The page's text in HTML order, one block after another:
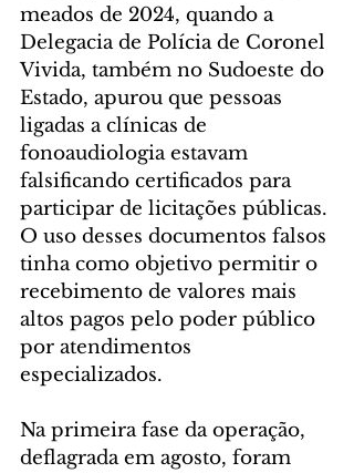
meados de 2024, quando a
Delegacia de Polícia de Coronel
Vivida, também no Sudoeste do
Estado, apurou que pessoas
ligadas a clínicas de
fonoaudiologia estavam
falsificando certificados para
participar de licitações públicas.
O uso desses documentos falsos
tinha como objetivo permitir o
recebimento de valores mais
altos pagos pelo poder público
por atendimentos
especializados.
Na primeira fase da operação,
deflagrada em agosto, foram